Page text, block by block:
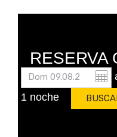
RESERVA
1 noche